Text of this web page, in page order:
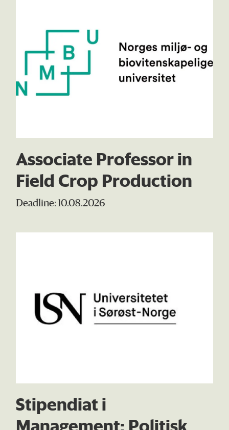
Associate Professor in
Field Crop Production
Deadline: 10.08.2026
Stipendiat i
Management: Politisk